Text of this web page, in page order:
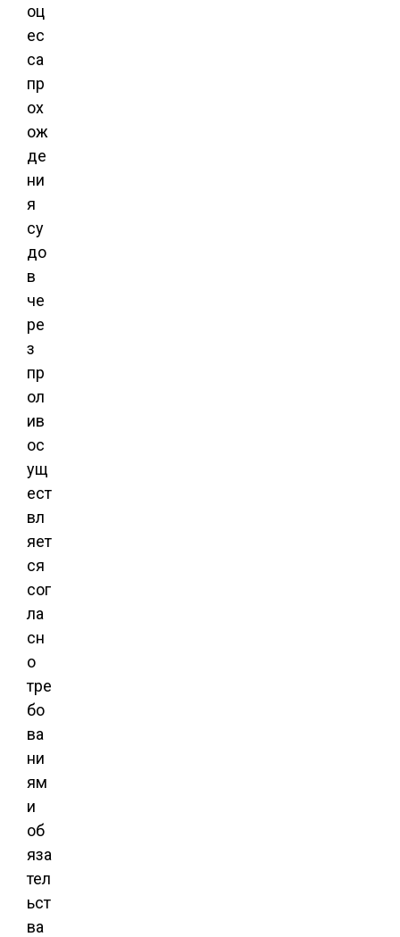
оц
ес
са
пр
ох
ож
де
ни
я
су
до
в
че
ре
з
пр
ол
ив
ос
ущ
ест
вл
яет
ся
сог
ла
сн
о
тре
бо
ва
ни
ям
и
об
яза
тел
ьст
ва